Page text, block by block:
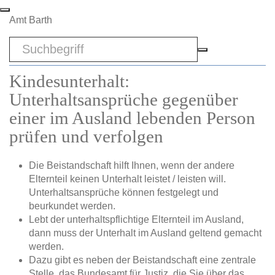
Zum Hauptinhalt springen
Amt Barth
Sword
Kindesunterhalt:
Unterhaltsansprüche gegenüber
einer im Ausland lebenden Person
prüfen und verfolgen
Die Beistandschaft hilft Ihnen, wenn der andere
Elternteil keinen Unterhalt leistet / leisten will.
Unterhaltsansprüche können festgelegt und
beurkundet werden.
Lebt der unterhaltspflichtige Elternteil im Ausland,
dann muss der Unterhalt im Ausland geltend gemacht
werden.
Dazu gibt es neben der Beistandschaft eine zentrale